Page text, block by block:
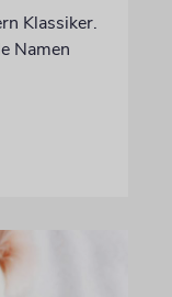
Klassiker.
Namen